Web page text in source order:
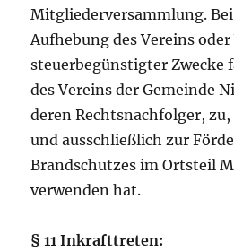
Mitgliederversammlung.
Aufhebung des Vereins
steuerbegünstigter Zwecke
des Vereins der Gemeinde
deren Rechtsnachfolger,
und ausschließlich zur
Brandschutzes im Ortsteil
verwenden hat.
§ 11 Inkrafttreten: